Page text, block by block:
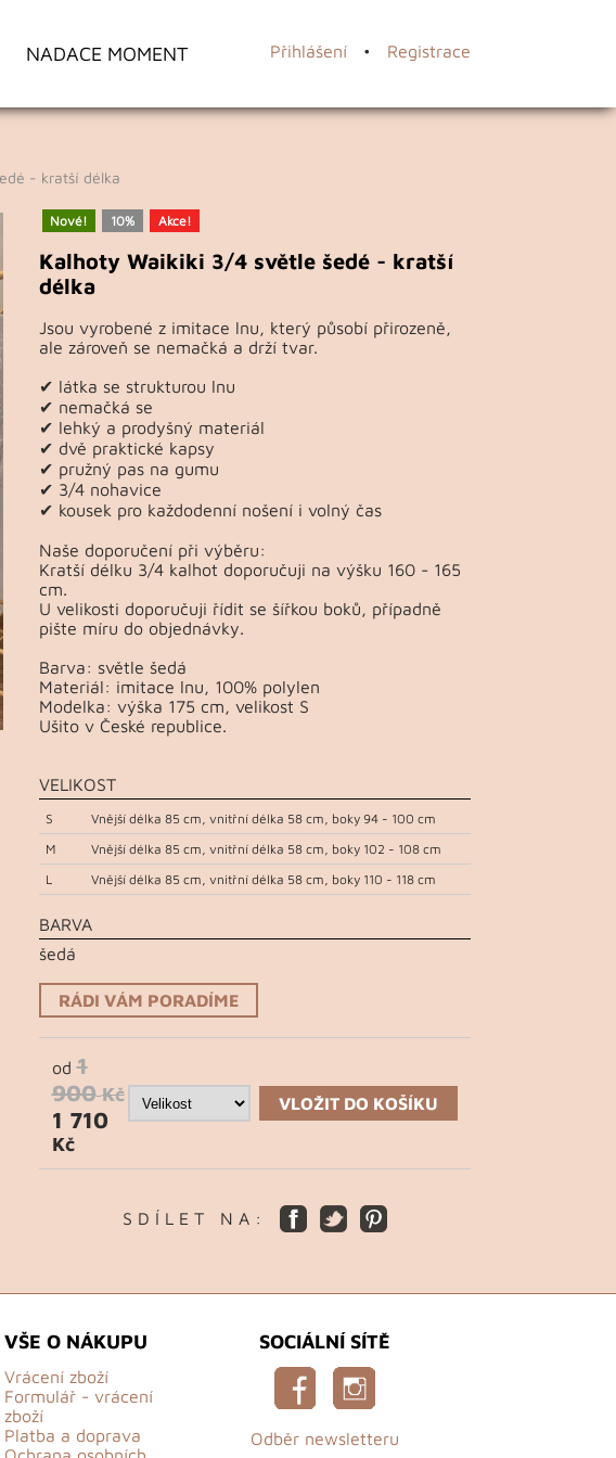
NADACE MOMENT Přihlášení• Registrace
- kratší délka
Nové! 10% Akce!
Kalhoty Waikiki 3/4 světle šedé - kratší
délka
Jsou vyrobené z imitace lnu, který působí přirozeně,
ale zároveň se nemačká a drží tvar.
✔ látka se strukturou lnu
✔ nemačká se
✔ lehký a prodyšný materiál
✔ dvě praktické kapsy
✔ pružný pas na gumu
✔ 3/4 nohavice
✔ kousek pro každodenní nošení i volný čas
Naše doporučení při výběru:
Kratší délku 3/4 kalhot doporučuji na výšku 160 - 165
cm.
U velikosti doporučuji řídit se šířkou boků, případně
pište míru do objednávky.
Barva: světle šedá
Materiál: imitace lnu, 100% polylen
Modelka: výška 175 cm, velikost S
Ušito v České republice.
VELIKOST
S
Vnější délka 85 cm, vnitřní délka 58 cm, boky 94 - 100 cm
M
Vnější délka 85 cm, vnitřní délka 58 cm, boky 102 - 108 cm
L
Vnější délka 85 cm, vnitřní délka 58 cm, boky 110 - 118 cm
BARVA
šedá
RÁDI VÁM PORADÍME
od1
900 Kč
1 710
Kč
VLOŽIT DO KOŠÍKU
S D Í L E T N A :
VŠE O NÁKUPU
Vrácení zboží
Formulář - vrácení
zboží
Platba a doprava
SOCIÁLNÍ SÍTĚ
Odběr newsletteru